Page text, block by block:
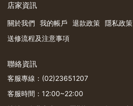
店家資訊
關於我們 我的帳戶 退款政策 隱私政策
送修流程及注意事項
聯絡資訊
客服專線：(02)23651207
客服時間：12:00~22:00